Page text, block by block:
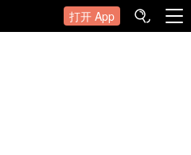
打开 App